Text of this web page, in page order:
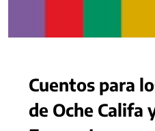
Cuentos para
de Oche Califa